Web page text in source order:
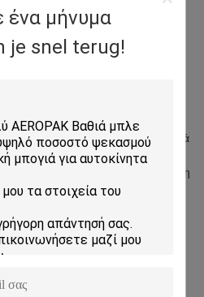
μήνυμα
je snel terug!
το ζητούμενο προϊόν σας μετά
μας.
τη συσκευασία βασισμένη